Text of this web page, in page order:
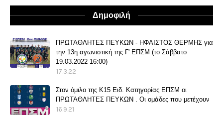
Δημοφιλή
ΠΡΩΤΑΘΛΗΤΕΣ ΠΕΥΚΩΝ - ΗΦΑΙΣΤΟΣ ΘΕΡΜΗΣ για
την 13η αγωνιστική της Γ' ΕΠΣΜ (το Σάββατο
19.03.2022 16:00)
17.3.22
Στον όμιλο της Κ15 Ειδ. Κατηγορίας ΕΠΣΜ οι
ΠΡΩΤΑΘΛΗΤΕΣ ΠΕΥΚΩΝ . Οι ομάδες που μετέχουν
16.9.21